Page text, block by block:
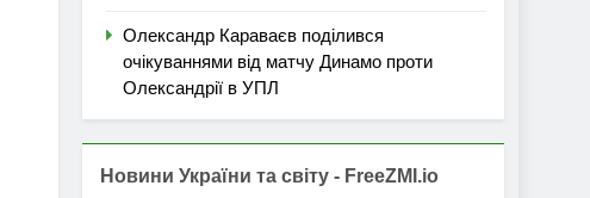
Олександр Караваєв поділився
очікуваннями від матчу Динамо проти
Олександрії в УПЛ
Новини України та світу - FreeZMI.io